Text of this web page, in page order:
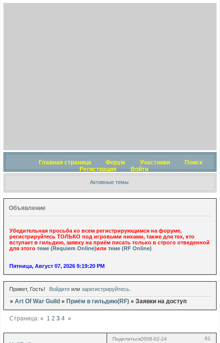
Главная страница Форум Участники
Поиск
Регистрация
Войти
Активные темы
Объявление
Убедительная просьба ко всем регистрирующимся на форуме,
регистрируйтесь ТОЛЬКО под игровыми никами, также для тех, кто
вступает в гильдию, заявку на приём писать только в строго отведенной
для этого теме (Requiem Online)или теме (RF Online)
Пятница, Август 07, 2026 9:19:21 PM
Привет, Гость! Войдите илизарегистрируйтесь
» Art Of War Guild » Приём в гильдию(RF) » Заявки на доступ
Страница: « 1 2 3 4 »
Поделиться 61
2008-02-24